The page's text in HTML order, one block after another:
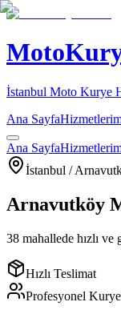
İstanbul Moto Kurye
Ana Sayfa
Ana Sayfa
İstanbul /
Arnavutköy
38 mahallede hızlı
Hızlı Teslimat
Profesyonel